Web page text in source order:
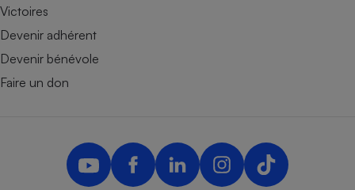
Victoires
Devenir adhérent
Devenir bénévole
Faire un don